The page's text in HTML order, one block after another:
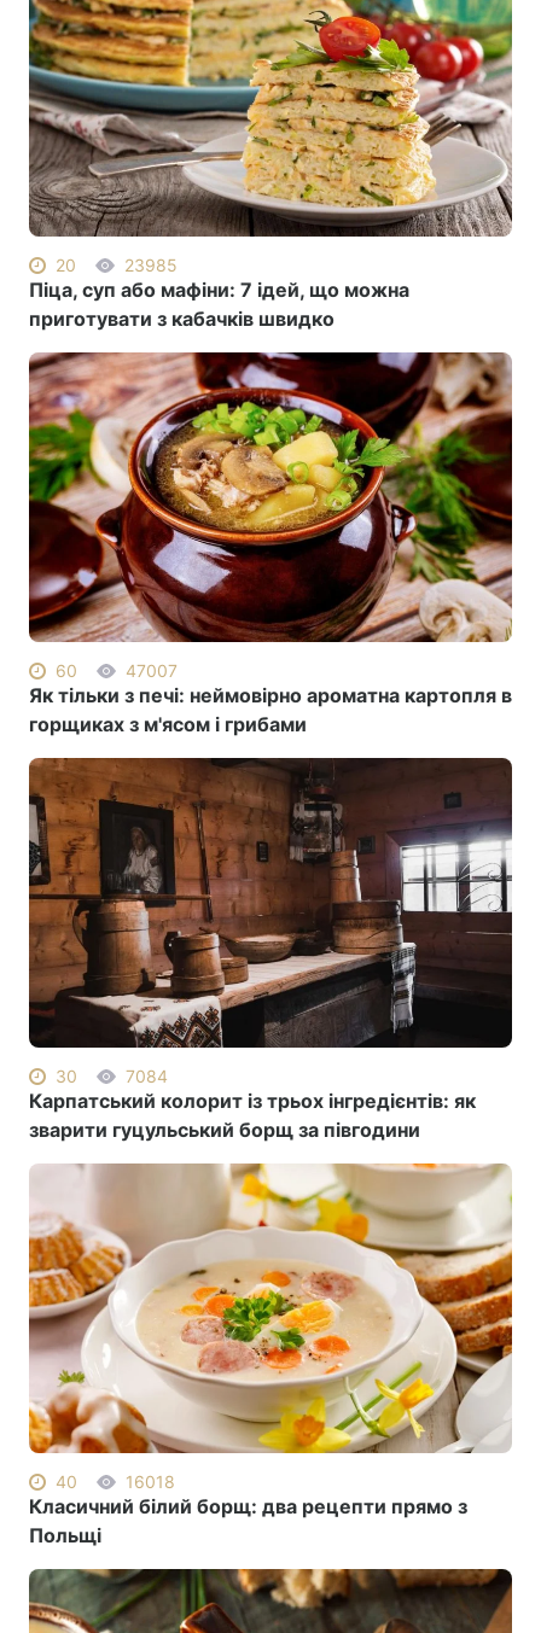
20 23985
Піца, суп або мафіни: 7 ідей, що можна
приготувати з кабачків швидко
60 47007
Як тільки з печі: неймовірно ароматна картопля в
горщиках з м'ясом і грибами
30 7084
Карпатський колорит із трьох інгредієнтів: як
зварити гуцульський борщ за півгодини
40 16018
Класичний білий борщ: два рецепти прямо з
Польщі